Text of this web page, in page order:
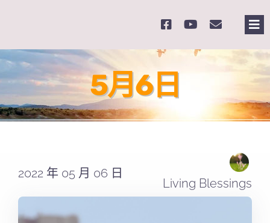
content
5月6日
2022 年 05 月 06 日
Living Blessings